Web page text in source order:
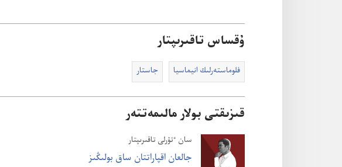
ۇقساس تاقىرىپتار
فلوماستە‌رلىك انيماسيا جاستار
قىزىقتى بولار مالىمەتتەر
سان ٴ‌تۇ‌رلى تاقىرىپتار
جالعان اقپاراتتان ساق بولىڭىز